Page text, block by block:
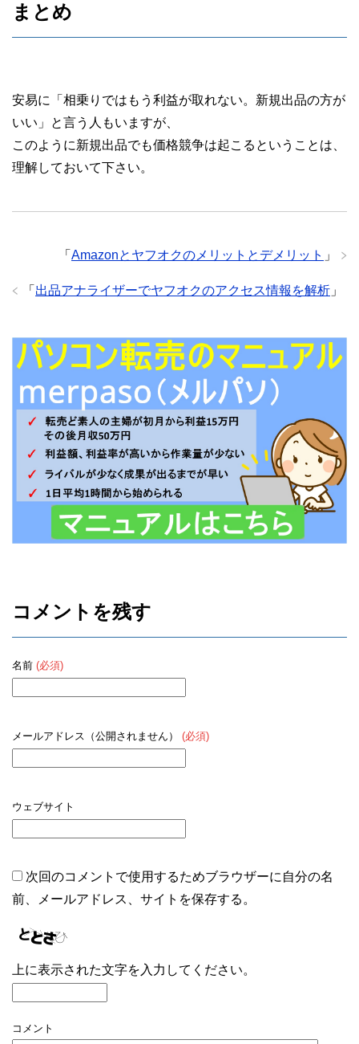
まとめ
安易に「相乗りではもう利益が取れない。新規出品の方が
いい」と言う人もいますが、
このように新規出品でも価格競争は起こるということは、
理解しておいて下さい。
「 Amazonとヤフオクのメリットとデメリット 」
「 出品アナライザーでヤフオクのアクセス情報を解析 」
コメントを残す
名前 (必須)
メールアドレス（公開されません） (必須)
ウェブサイト
次回のコメントで使用するためブラウザーに自分の名
前、メールアドレス、サイトを保存する。
上に表示された文字を入力してください。
コメント